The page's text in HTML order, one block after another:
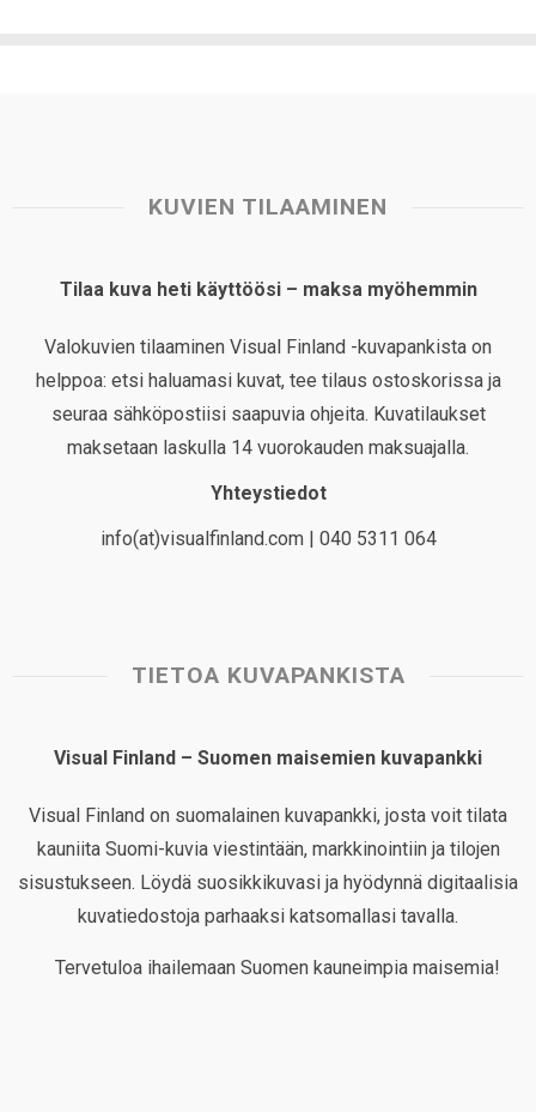
KUVIEN TILAAMINEN
Tilaa kuva heti käyttöösi – maksa myöhemmin
Valokuvien tilaaminen Visual Finland -kuvapankista on
helppoa: etsi haluamasi kuvat, tee tilaus ostoskorissa ja
seuraa sähköpostiisi saapuvia ohjeita. Kuvatilaukset
maksetaan laskulla 14 vuorokauden maksuajalla.
Yhteystiedot
info(at)visualfinland.com | 040 5311 064
TIETOA KUVAPANKISTA
Visual Finland – Suomen maisemien kuvapankki
Visual Finland on suomalainen kuvapankki, josta voit tilata
kauniita Suomi-kuvia viestintään, markkinointiin ja tilojen
sisustukseen. Löydä suosikkikuvasi ja hyödynnä digitaalisia
kuvatiedostoja parhaaksi katsomallasi tavalla.
Tervetuloa ihailemaan Suomen kauneimpia maisemia!